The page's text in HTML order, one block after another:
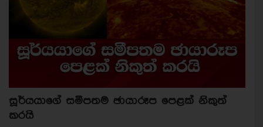
සූර්යයාගේ සමීපතම ඡායාරූප පෙළක් නිකුත්
කරයි